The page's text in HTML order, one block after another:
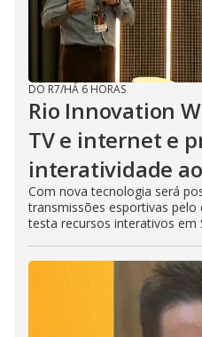
DO R7/HÁ 6 HORAS
Rio Innovation
TV e internet e
interatividade
Com nova tecnologia será
transmissões esportivas pelo
testa recursos interativos em